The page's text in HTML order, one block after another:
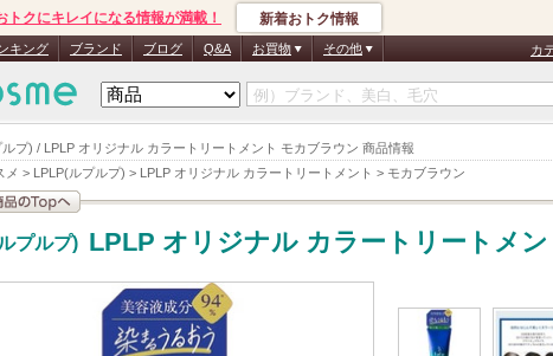
ルプ) / LPLP オリジナル カラートリートメント モカブラウン 商品情報
メ > LPLP(ルプルプ) > LPLP オリジナル カラートリートメント > モカブラウン
トクにキレイになる情報が満載！ 新着おトク情報
キング ブランド ブログ Q&A お買物 その他 カ
プルプ) LPLP オリジナル カラートリートメン